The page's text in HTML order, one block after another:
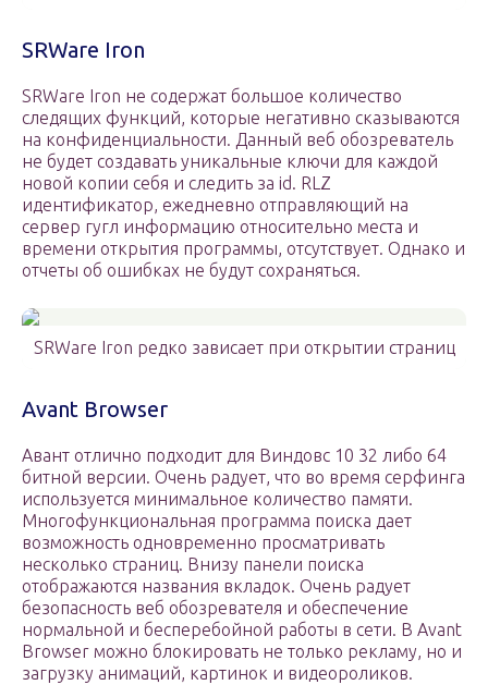
SRWare Iron
SRWare Iron не содержат большое количество
следящих функций, которые негативно сказываются
на конфиденциальности. Данный веб обозреватель
не будет создавать уникальные ключи для каждой
новой копии себя и следить за id. RLZ
идентификатор, ежедневно отправляющий на
сервер гугл информацию относительно места и
времени открытия программы, отсутствует. Однако и
отчеты об ошибках не будут сохраняться.
SRWare Iron редко зависает при открытии страниц
Avant Browser
Авант отлично подходит для Виндовс 10 32 либо 64
битной версии. Очень радует, что во время серфинга
используется минимальное количество памяти.
Многофункциональная программа поиска дает
возможность одновременно просматривать
несколько страниц. Внизу панели поиска
отображаются названия вкладок. Очень радует
безопасность веб обозревателя и обеспечение
нормальной и бесперебойной работы в сети. В Avant
Browser можно блокировать не только рекламу, но и
загрузку анимаций, картинок и видеороликов.